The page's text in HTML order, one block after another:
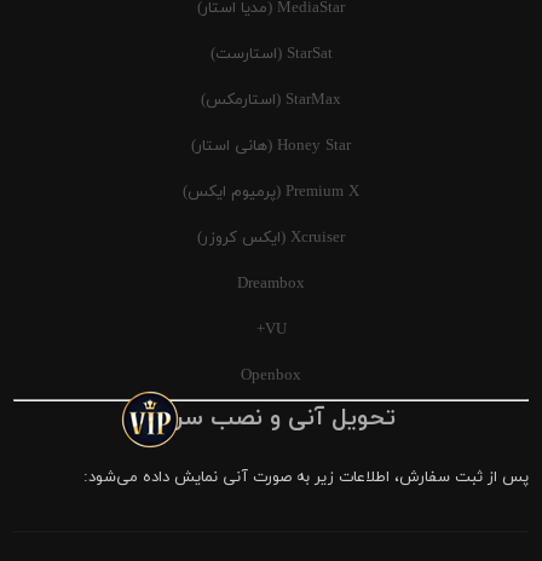
MediaStar (مدیا استار)
StarSat (استارست)
StarMax (استارمکس)
Honey Star (هانی استار)
Premium X (پرمیوم ایکس)
Xcruiser (ایکس کروزر)
Dreambox
VU+
Openbox
تحویل آنی و نصب سریع
پس از ثبت سفارش، اطلاعات زیر به صورت آنی نمایش داده می‌شود: